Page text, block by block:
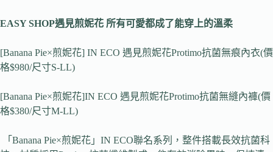
EASY SHOP遇見煎妮花 所有可愛都成了能穿上的溫柔
[Banana Pie×煎妮花] IN ECO 遇見煎妮花Protimo抗菌無痕內衣(價
格$980/尺寸S-LL)
[Banana Pie×煎妮花]IN ECO 遇見煎妮花Protimo抗菌無縫內褲(價
格$380/尺寸M-LL)
「Banana Pie×煎妮花」IN ECO聯名系列，整件搭載長效抗菌科